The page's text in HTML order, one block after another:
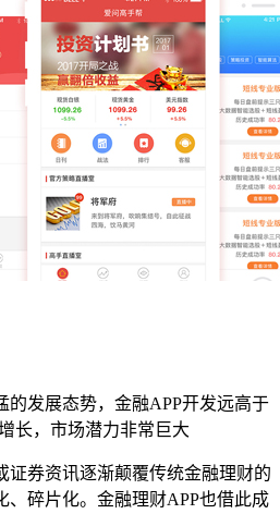
的发展态势，金融APP开发远高于
长，市场潜力非常巨大
证券资讯逐渐颠覆传统金融理财的
、碎片化。金融理财APP也借此成